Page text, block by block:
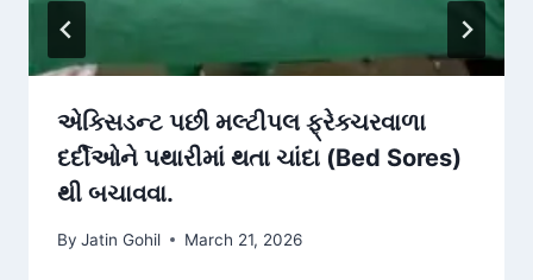
એક્સિડન્ટ પછી મલ્ટીપલ ફ્રેક્ચરવાળા
દર્દીઓને પથારીમાં થતા ચાંદા (Bed Sores)
થી બચાવવા.
By Jatin Gohil March 21, 2026